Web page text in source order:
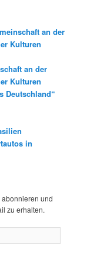
an der
Kulturen
an der
Kulturen
Deutschland“
in
und
zu erhalten.